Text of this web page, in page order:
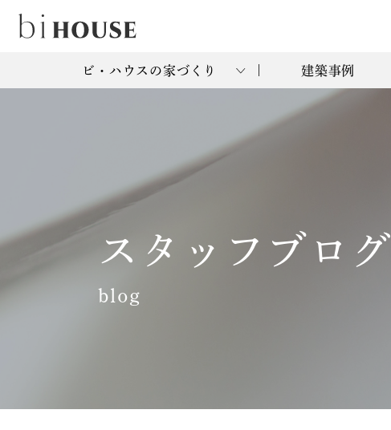
ビ・ハウスの家づくり 建築事例
スタッフブログ
blog